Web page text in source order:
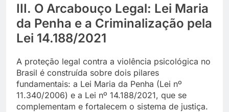
III. O Arcabouço Legal: Lei Maria
da Penha e a Criminalização pela
Lei 14.188/2021
A proteção legal contra a violência psicológica no
Brasil é construída sobre dois pilares
fundamentais: a Lei Maria da Penha (Lei nº
11.340/2006) e a Lei nº 14.188/2021, que se
complementam e fortalecem o sistema de justiça.